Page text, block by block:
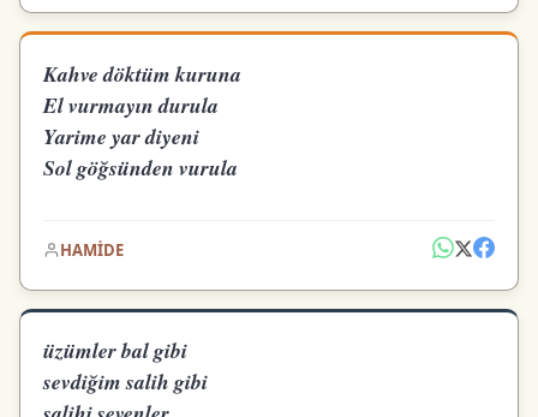
Kahve döktüm kuruna
El vurmayın durula
Yarime yar diyeni
Sol göğsünden vurula
HAMİDE
üzümler bal gibi
sevdiğim salih gibi